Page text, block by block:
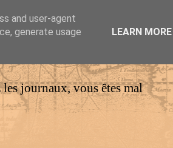
journaux, vous êtes mal
and user-agent
generate usage
LEARN MORE